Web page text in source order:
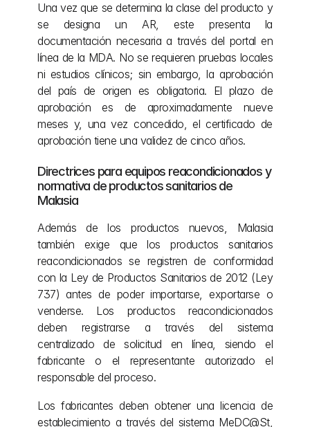
Una vez que se determina la clase del producto y
se designa un AR, este presenta la
documentación necesaria a través del portal en
línea de la MDA. No se requieren pruebas locales
ni estudios clínicos; sin embargo, la aprobación
del país de origen es obligatoria. El plazo de
aprobación es de aproximadamente nueve
meses y, una vez concedido, el certificado de
aprobación tiene una validez de cinco años.
Directrices para equipos reacondicionados y
normativa de productos sanitarios de
Malasia
Además de los productos nuevos, Malasia
también exige que los productos sanitarios
reacondicionados se registren de conformidad
con la Ley de Productos Sanitarios de 2012 (Ley
737) antes de poder importarse, exportarse o
venderse. Los productos reacondicionados
deben registrarse a través del sistema
centralizado de solicitud en línea, siendo el
fabricante o el representante autorizado el
responsable del proceso.
Los fabricantes deben obtener una licencia de
establecimiento a través del sistema MeDC@St,